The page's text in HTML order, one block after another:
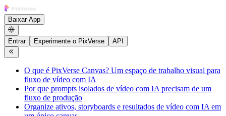
Baixar App
Entrar Experimente o PixVerse API
O que é PixVerse Canvas? Um espaço de trabalho visual para
fluxo de vídeo com IA
Por que prompts isolados de vídeo com IA precisam de um
fluxo de produção
Organize ativos, storyboards e resultados de vídeo com IA em